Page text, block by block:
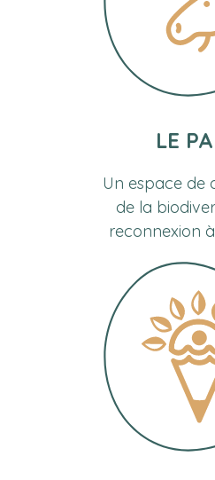
LE
Un espace de
de la
reconnexion